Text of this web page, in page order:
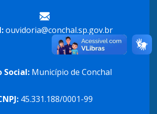
ouvidoria@conchal.sp.gov.br
Social: Município de Conchal
45.331.188/0001-99